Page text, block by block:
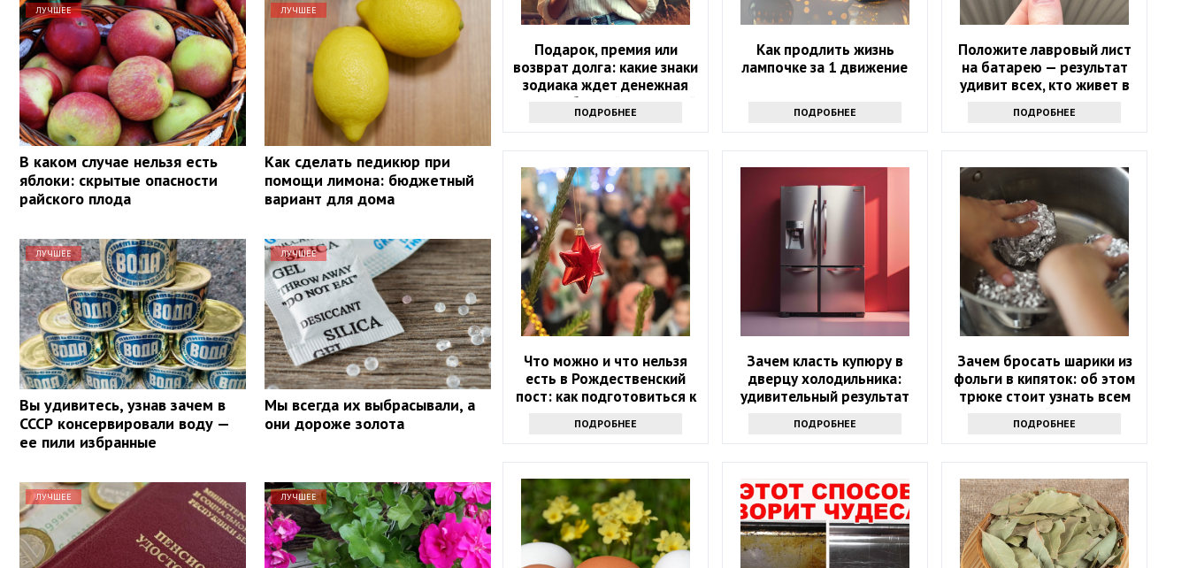
ЛУЧШЕЕ
В каком случае нельзя есть
яблоки: скрытые опасности
райского плода
ЛУЧШЕЕ
Как сделать педикюр при
помощи лимона: бюджетный
вариант для дома
ЛУЧШЕЕ
Вы удивитесь, узнав зачем в
СССР консервировали воду —
ее пили избранные
ЛУЧШЕЕ
Мы всегда их выбрасывали, а
они дороже золота
ЛУЧШЕЕ ЛУЧШЕЕ
Подарок, премия или
возврат долга: какие знаки
зодиака ждет денежная
удача в ближайшие 5 дней
ПОДРОБНЕЕ
Как продлить жизнь
лампочке за 1 движение
ПОДРОБНЕЕ
Положите лавровый лист
на батарею — результат
удивит всех, кто живет в
ПОДРОБНЕЕ
Что можно и что нельзя
есть в Рождественский
пост: как подготовиться к
ПОДРОБНЕЕ
Зачем класть купюру в
дверцу холодильника:
удивительный результат
ПОДРОБНЕЕ
Зачем бросать шарики из
фольги в кипяток: об этом
трюке стоит узнать всем
хозяйкам
ПОДРОБНЕЕ